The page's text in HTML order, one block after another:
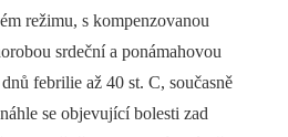
režimu, s kompenzovanou
srdeční a ponámahovou
febrilie až 40 st. C, současně
se objevující bolesti zad